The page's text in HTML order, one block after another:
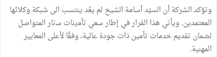
وتؤكد الشركة أن السيّد أسامة الشيخ لم يعُد ينتسب الى شبكة وكلائها
المعتمدين. ويأتي هذا القرار في إطار سعي ﺗﺄﻣﯾﻧﺎت ﺳﺗﺎر المتواصل
لضمان تقديم خدمات تأمين ذات جودة عالية، وفقًا لأعلى المعايير
المهنية.